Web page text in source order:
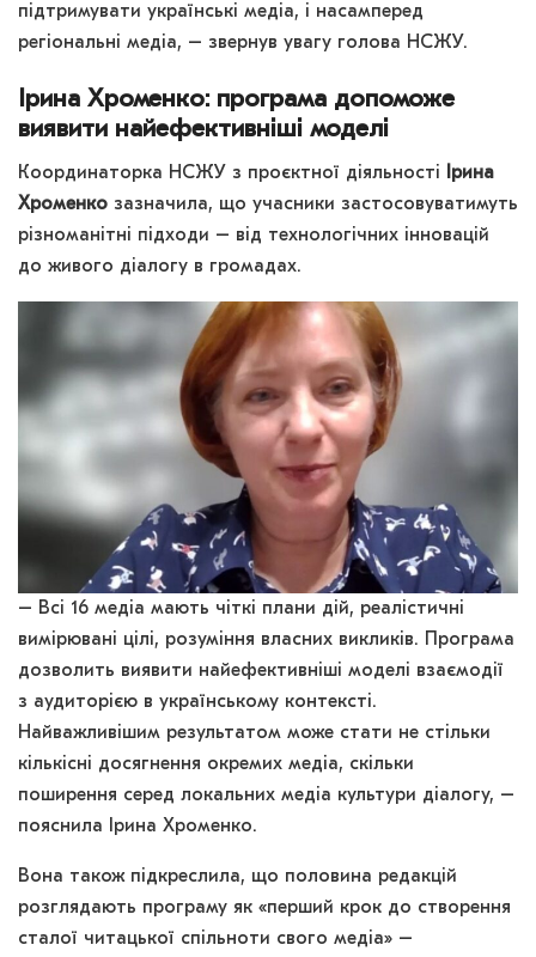
підтримувати українські медіа, і насамперед
регіональні медіа, – звернув увагу голова НСЖУ.
Ірина Хроменко: програма допоможе
виявити найефективніші моделі
Координаторка НСЖУ з проєктної діяльності Ірина
Хроменко зазначила, що учасники застосовуватимуть
різноманітні підходи – від технологічних інновацій
до живого діалогу в громадах.
– Всі 16 медіа мають чіткі плани дій, реалістичні
вимірювані цілі, розуміння власних викликів. Програма
дозволить виявити найефективніші моделі взаємодії
з аудиторією в українському контексті.
Найважливішим результатом може стати не стільки
кількісні досягнення окремих медіа, скільки
поширення серед локальних медіа культури діалогу, –
пояснила Ірина Хроменко.
Вона також підкреслила, що половина редакцій
розглядають програму як «перший крок до створення
сталої читацької спільноти свого медіа» –